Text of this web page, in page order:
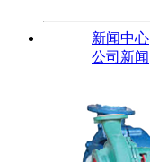
新闻中心
公司新闻